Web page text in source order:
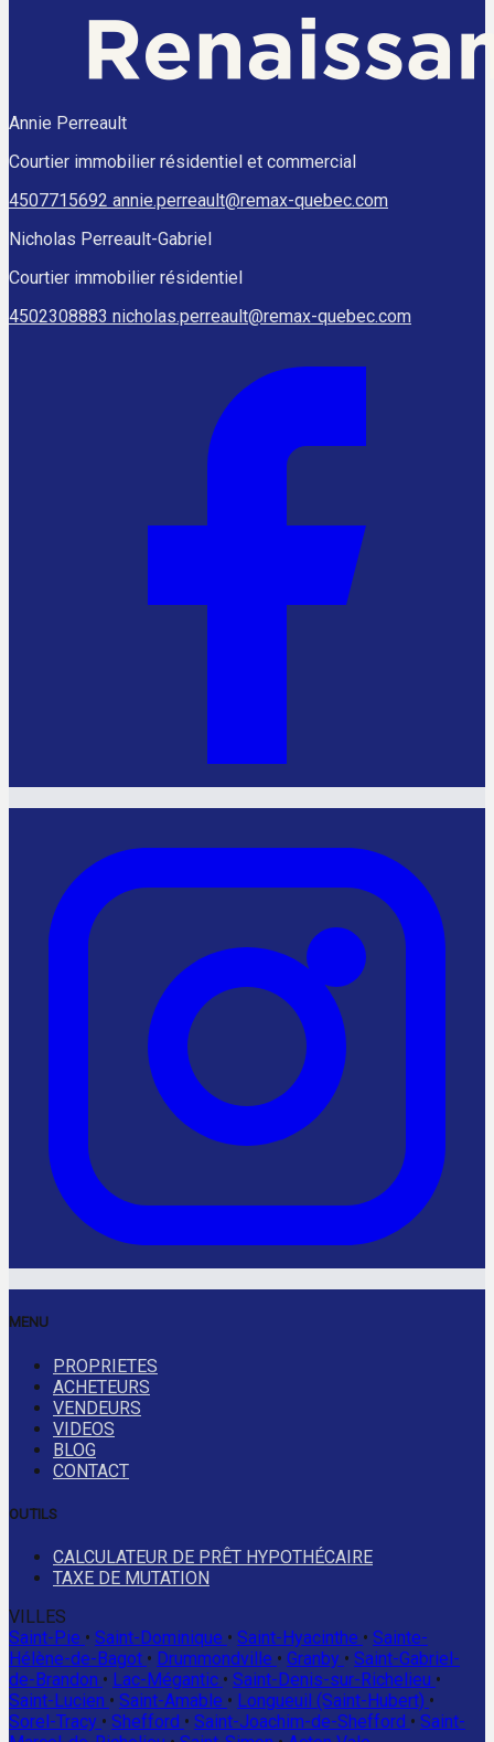
Annie Perreault
Courtier immobilier résidentiel et commercial
4507715692 annie.perreault@remax-quebec.com
Nicholas Perreault-Gabriel
Courtier immobilier résidentiel
4502308883 nicholas.perreault@remax-quebec.com
MENU
PROPRIETES
ACHETEURS
VENDEURS
VIDEOS
BLOG
CONTACT
OUTILS
CALCULATEUR DE PRÊT HYPOTHÉCAIRE
TAXE DE MUTATION
VILLES
Saint-Pie • Saint-Dominique • Saint-Hyacinthe • Sainte-
Hélène-de-Bagot • Drummondville • Granby • Saint-Gabriel-
de-Brandon • Lac-Mégantic • Saint-Denis-sur-Richelieu •
Saint-Lucien • Saint-Amable • Longueuil (Saint-Hubert) •
Sorel-Tracy • Shefford • Saint-Joachim-de-Shefford • Saint-